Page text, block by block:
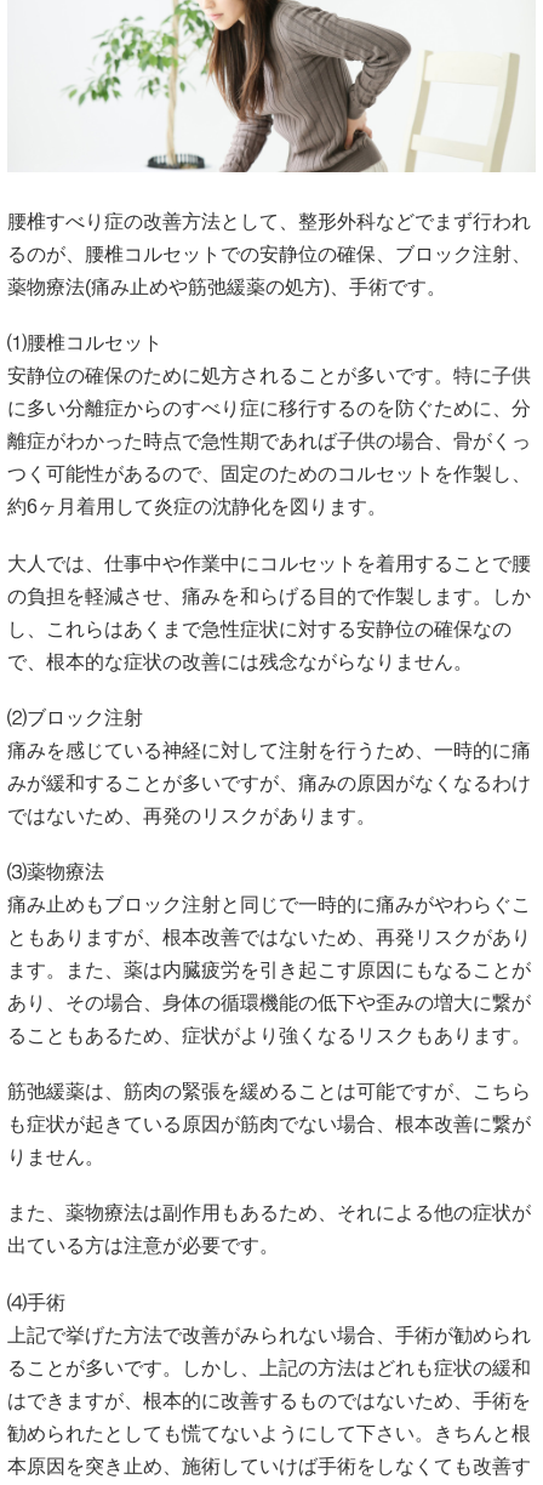
腰椎すべり症の改善方法として、整形外科などでまず行われ
るのが、腰椎コルセットでの安静位の確保、ブロック注射、
薬物療法(痛み止めや筋弛緩薬の処方)、手術です。
⑴腰椎コルセット
安静位の確保のために処方されることが多いです。特に子供
に多い分離症からのすべり症に移行するのを防ぐために、分
離症がわかった時点で急性期であれば子供の場合、骨がくっ
つく可能性があるので、固定のためのコルセットを作製し、
約6ヶ月着用して炎症の沈静化を図ります。
大人では、仕事中や作業中にコルセットを着用することで腰
の負担を軽減させ、痛みを和らげる目的で作製します。しか
し、これらはあくまで急性症状に対する安静位の確保なの
で、根本的な症状の改善には残念ながらなりません。
⑵ブロック注射
痛みを感じている神経に対して注射を行うため、一時的に痛
みが緩和することが多いですが、痛みの原因がなくなるわけ
ではないため、再発のリスクがあります。
⑶薬物療法
痛み止めもブロック注射と同じで一時的に痛みがやわらぐこ
ともありますが、根本改善ではないため、再発リスクがあり
ます。また、薬は内臓疲労を引き起こす原因にもなることが
あり、その場合、身体の循環機能の低下や歪みの増大に繋が
ることもあるため、症状がより強くなるリスクもあります。
筋弛緩薬は、筋肉の緊張を緩めることは可能ですが、こちら
も症状が起きている原因が筋肉でない場合、根本改善に繋が
りません。
また、薬物療法は副作用もあるため、それによる他の症状が
出ている方は注意が必要です。
⑷手術
上記で挙げた方法で改善がみられない場合、手術が勧められ
ることが多いです。しかし、上記の方法はどれも症状の緩和
はできますが、根本的に改善するものではないため、手術を
勧められたとしても慌てないようにして下さい。きちんと根
本原因を突き止め、施術していけば手術をしなくても改善す